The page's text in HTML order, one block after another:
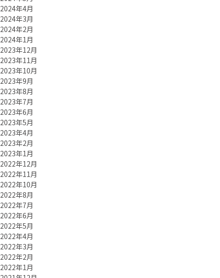
2024年4月
2024年3月
2024年2月
2024年1月
2023年12月
2023年11月
2023年10月
2023年9月
2023年8月
2023年7月
2023年6月
2023年5月
2023年4月
2023年2月
2023年1月
2022年12月
2022年11月
2022年10月
2022年8月
2022年7月
2022年6月
2022年5月
2022年4月
2022年3月
2022年2月
2022年1月